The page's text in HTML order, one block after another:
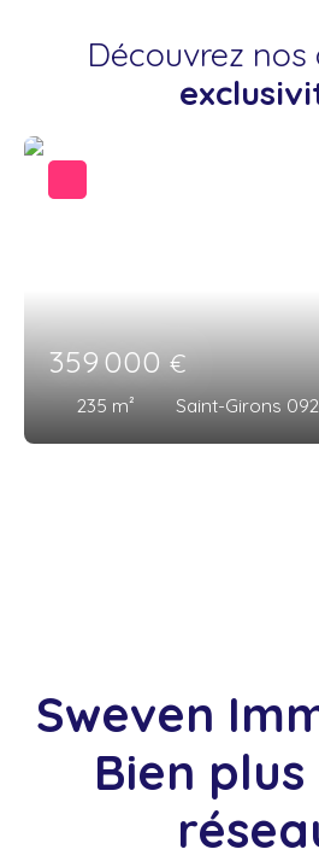
Découvrez nos
359 000€
235 m² Saint-Girons
Sweven
Bien